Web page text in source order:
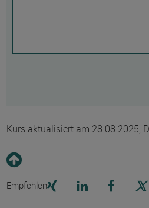
Kurs aktualisiert am 28.08.2025,
Empfehlen